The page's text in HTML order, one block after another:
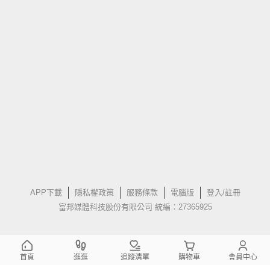
APP下載 隱私權政策 服務條款 電腦版
登入/註冊
富邦媒體科技股份有限公司 統編：27365925
首頁 逛逛 追蹤清單 購物車 會員中心